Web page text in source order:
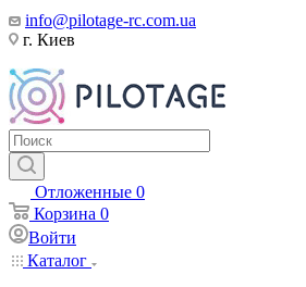
info@pilotage-rc.com.ua
г. Киев
Отложенные 0
Корзина 0
Войти
Каталог